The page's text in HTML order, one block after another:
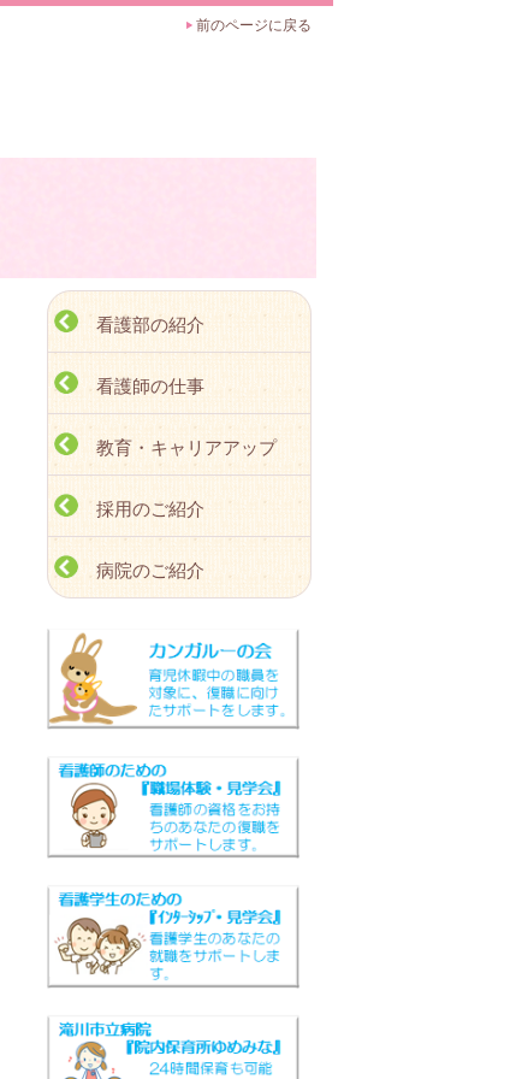
前のページに戻る
看護部の紹介
看護師の仕事
教育・キャリアアップ
採用のご紹介
病院のご紹介